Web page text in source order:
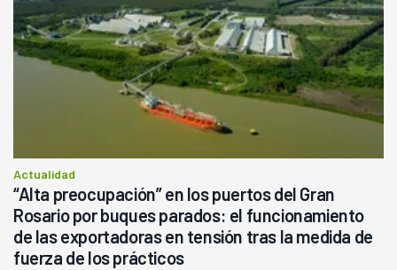
Actualidad
“Alta preocupación” en los puertos del Gran
Rosario por buques parados: el funcionamiento
de las exportadoras en tensión tras la medida de
fuerza de los prácticos